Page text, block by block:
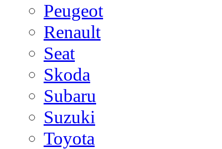
Peugeot
Renault
Seat
Skoda
Subaru
Suzuki
Toyota